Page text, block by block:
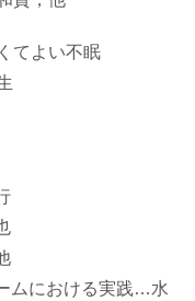
てよい不眠
ムにおける実践…水